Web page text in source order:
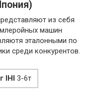
из себя
машин
эталонными по
среди конкурентов.
IHI 3-6т